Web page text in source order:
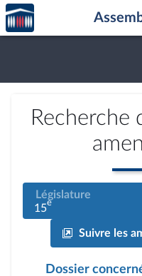
Aller au contenu
Aller en bas de la page
Accèder
à la
page
Recherche
Législature
15e
Suivre les
Dossier